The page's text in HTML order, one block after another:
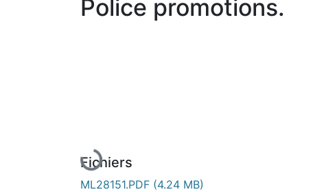
Police promotions.
En cours de chargement...
Fichiers
ML28151.PDF (4.24 MB)